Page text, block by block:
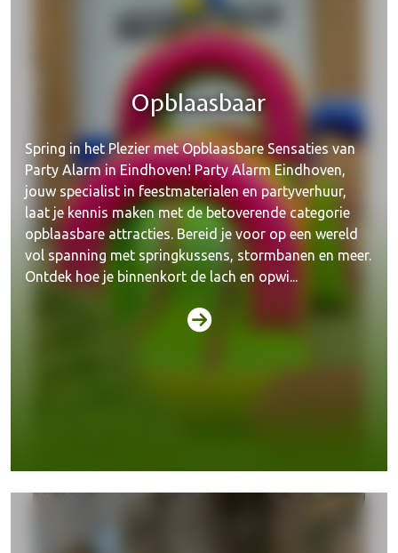
Opblaasbaar
Spring in het Plezier met Opblaasbare Sensaties van
Party Alarm in Eindhoven! Party Alarm Eindhoven,
jouw specialist in feestmaterialen en partyverhuur,
laat je kennis maken met de betoverende categorie
opblaasbare attracties. Bereid je voor op een wereld
vol spanning met springkussens, stormbanen en meer.
Ontdek hoe je binnenkort de lach en opwi...